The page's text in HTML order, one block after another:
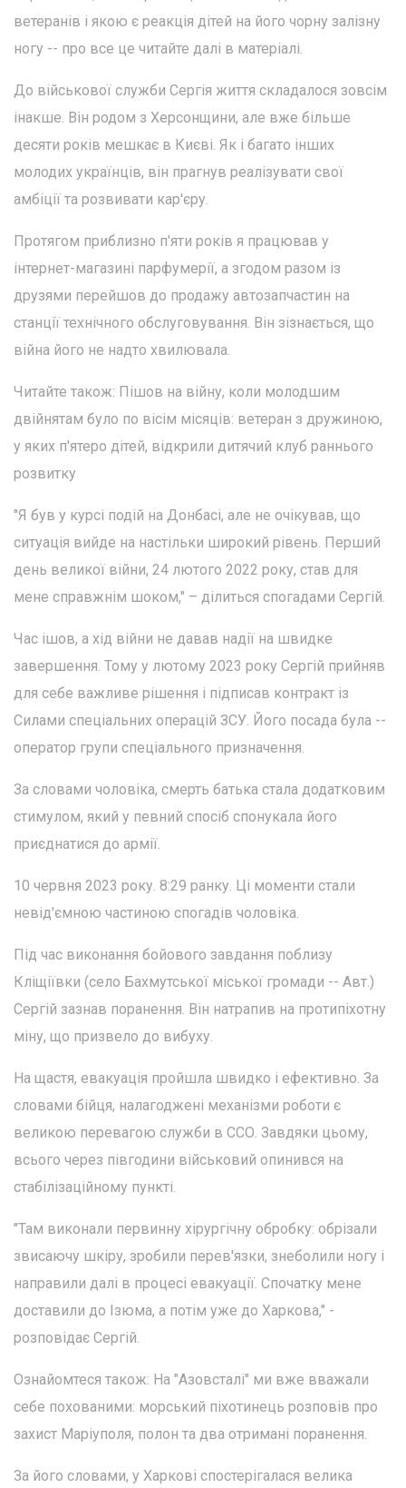
ветеранів і якою є реакція дітей на його чорну залізну
ногу -- про все це читайте далі в матеріалі.
До військової служби Сергія життя складалося зовсім
інакше. Він родом з Херсонщини, але вже більше
десяти років мешкає в Києві. Як і багато інших
молодих українців, він прагнув реалізувати свої
амбіції та розвивати кар'єру.
Протягом приблизно п'яти років я працював у
інтернет-магазині парфумерії, а згодом разом із
друзями перейшов до продажу автозапчастин на
станції технічного обслуговування. Він зізнається, що
війна його не надто хвилювала.
Читайте також: Пішов на війну, коли молодшим
двійнятам було по вісім місяців: ветеран з дружиною,
у яких п'ятеро дітей, відкрили дитячий клуб раннього
розвитку
"Я був у курсі подій на Донбасі, але не очікував, що
ситуація вийде на настільки широкий рівень. Перший
день великої війни, 24 лютого 2022 року, став для
мене справжнім шоком," – ділиться спогадами Сергій.
Час ішов, а хід війни не давав надії на швидке
завершення. Тому у лютому 2023 року Сергій прийняв
для себе важливе рішення і підписав контракт із
Силами спеціальних операцій ЗСУ. Його посада була --
оператор групи спеціального призначення.
За словами чоловіка, смерть батька стала додатковим
стимулом, який у певний спосіб спонукала його
приєднатися до армії.
10 червня 2023 року. 8:29 ранку. Ці моменти стали
невід'ємною частиною спогадів чоловіка.
Під час виконання бойового завдання поблизу
Кліщіївки (село Бахмутської міської громади -- Авт.)
Сергій зазнав поранення. Він натрапив на протипіхотну
міну, що призвело до вибуху.
На щастя, евакуація пройшла швидко і ефективно. За
словами бійця, налагоджені механізми роботи є
великою перевагою служби в ССО. Завдяки цьому,
всього через півгодини військовий опинився на
стабілізаційному пункті.
"Там виконали первинну хірургічну обробку: обрізали
звисаючу шкіру, зробили перев'язки, знеболили ногу і
направили далі в процесі евакуації. Спочатку мене
доставили до Ізюма, а потім уже до Харкова," -
розповідає Сергій.
Ознайомтеся також: На "Азовсталі" ми вже вважали
себе похованими: морський піхотинець розповів про
захист Маріуполя, полон та два отримані поранення.
За його словами, у Харкові спостерігалася велика